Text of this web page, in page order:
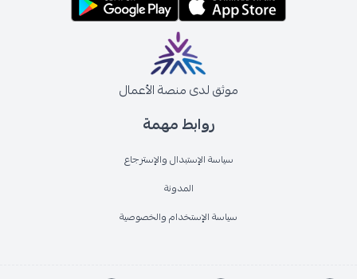
روابط مهمة
سياسة الإستبدال والإسترجاع
المدونة
سياسة الإستخدام والخصوصية
موثق لدى منصة الأعمال